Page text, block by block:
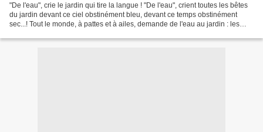
"De l'eau", crie le jardin qui tire la langue ! "De l'eau", crient toutes les bêtes
du jardin devant ce ciel obstinément bleu, devant ce temps obstinément
sec...! Tout le monde, à pattes et à ailes, demande de l'eau au jardin : les